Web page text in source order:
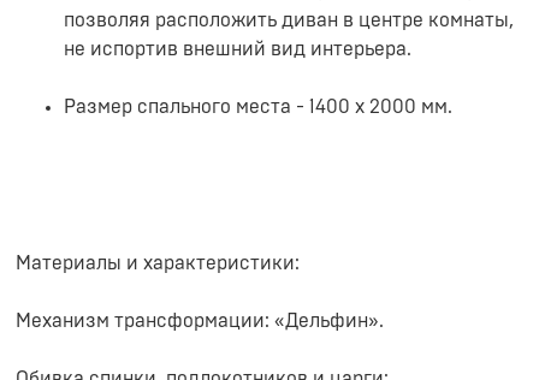
позволяя расположить диван в центре комнаты,
не испортив внешний вид интерьера.
Размер спального места - 1400 х 2000 мм.
Материалы и характеристики:
Механизм трансформации: «Дельфин».